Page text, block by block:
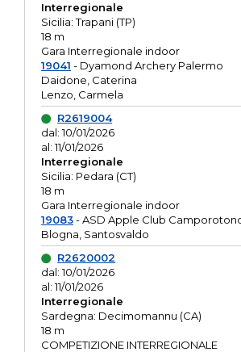
Interregionale
Sicilia: Trapani (TP)
18 m
Gara Interregionale indoor
19041 - Dyamond Archery Palermo
Daidone, Caterina
Lenzo, Carmela
R2619004
dal: 10/01/2026
al: 11/01/2026
Interregionale
Sicilia: Pedara (CT)
18 m
Gara Interregionale indoor
19083- ASD Apple Club
Blogna, Santosvaldo
R2620002
dal: 10/01/2026
al: 11/01/2026
Interregionale
Sardegna: Decimomannu (CA)
18 m
COMPETIZIONE INTERREGIONALE